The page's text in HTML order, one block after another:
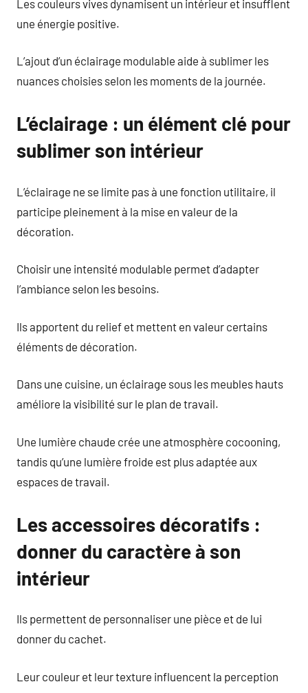
Les couleurs vives dynamisent un intérieur et insufflent
une énergie positive.
L’ajout d’un éclairage modulable aide à sublimer les
nuances choisies selon les moments de la journée.
L’éclairage : un élément clé pour
sublimer son intérieur
L’éclairage ne se limite pas à une fonction utilitaire, il
participe pleinement à la mise en valeur de la
décoration.
Choisir une intensité modulable permet d’adapter
l’ambiance selon les besoins.
Ils apportent du relief et mettent en valeur certains
éléments de décoration.
Dans une cuisine, un éclairage sous les meubles hauts
améliore la visibilité sur le plan de travail.
Une lumière chaude crée une atmosphère cocooning,
tandis qu’une lumière froide est plus adaptée aux
espaces de travail.
Les accessoires décoratifs :
donner du caractère à son
intérieur
Ils permettent de personnaliser une pièce et de lui
donner du cachet.
Leur couleur et leur texture influencent la perception